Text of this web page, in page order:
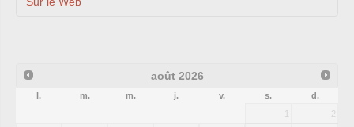
août 2026
l. m. m. j. v. s.
d.
1
2